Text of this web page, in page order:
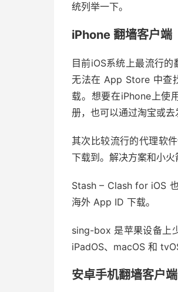
统列举一下。
iPhone 翻墙客户端
目前iOS系统上最流行
无法在 App Store 中查
载。想要在iPhone上使
册，也可以通过淘宝或去
其次比较流行的代理软
下载到。解决方案和小火
Stash – Clash for iOS
海外 App ID 下载。
sing-box 是苹果设备上
iPadOS、macOS 和
安卓手机翻墙客户端